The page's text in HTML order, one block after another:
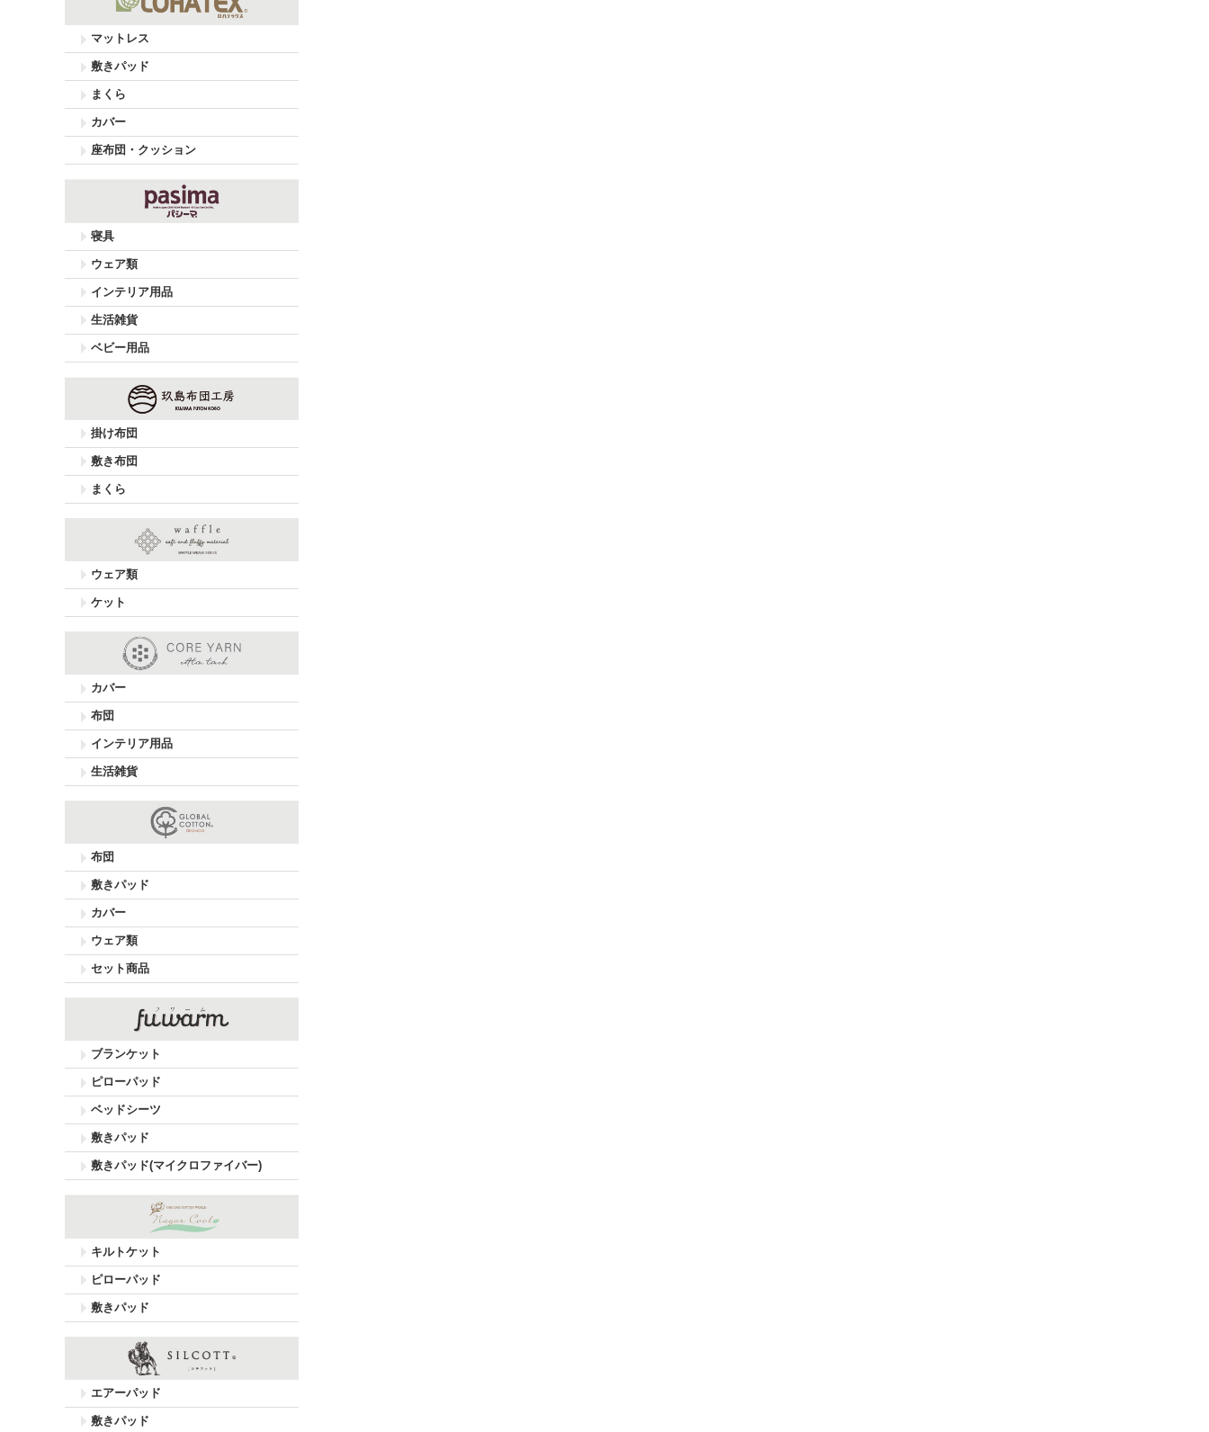
マットレス
敷きパッド
まくら
カバー
座布団・クッション
寝具
ウェア類
インテリア用品
生活雑貨
ベビー用品
掛け布団
敷き布団
まくら
ウェア類
ケット
カバー
布団
インテリア用品
生活雑貨
布団
敷きパッド
カバー
ウェア類
セット商品
ブランケット
ピローパッド
ベッドシーツ
敷きパッド
敷きパッド(マイクロファイバー)
キルトケット
ピローパッド
敷きパッド
エアーパッド
敷きパッド